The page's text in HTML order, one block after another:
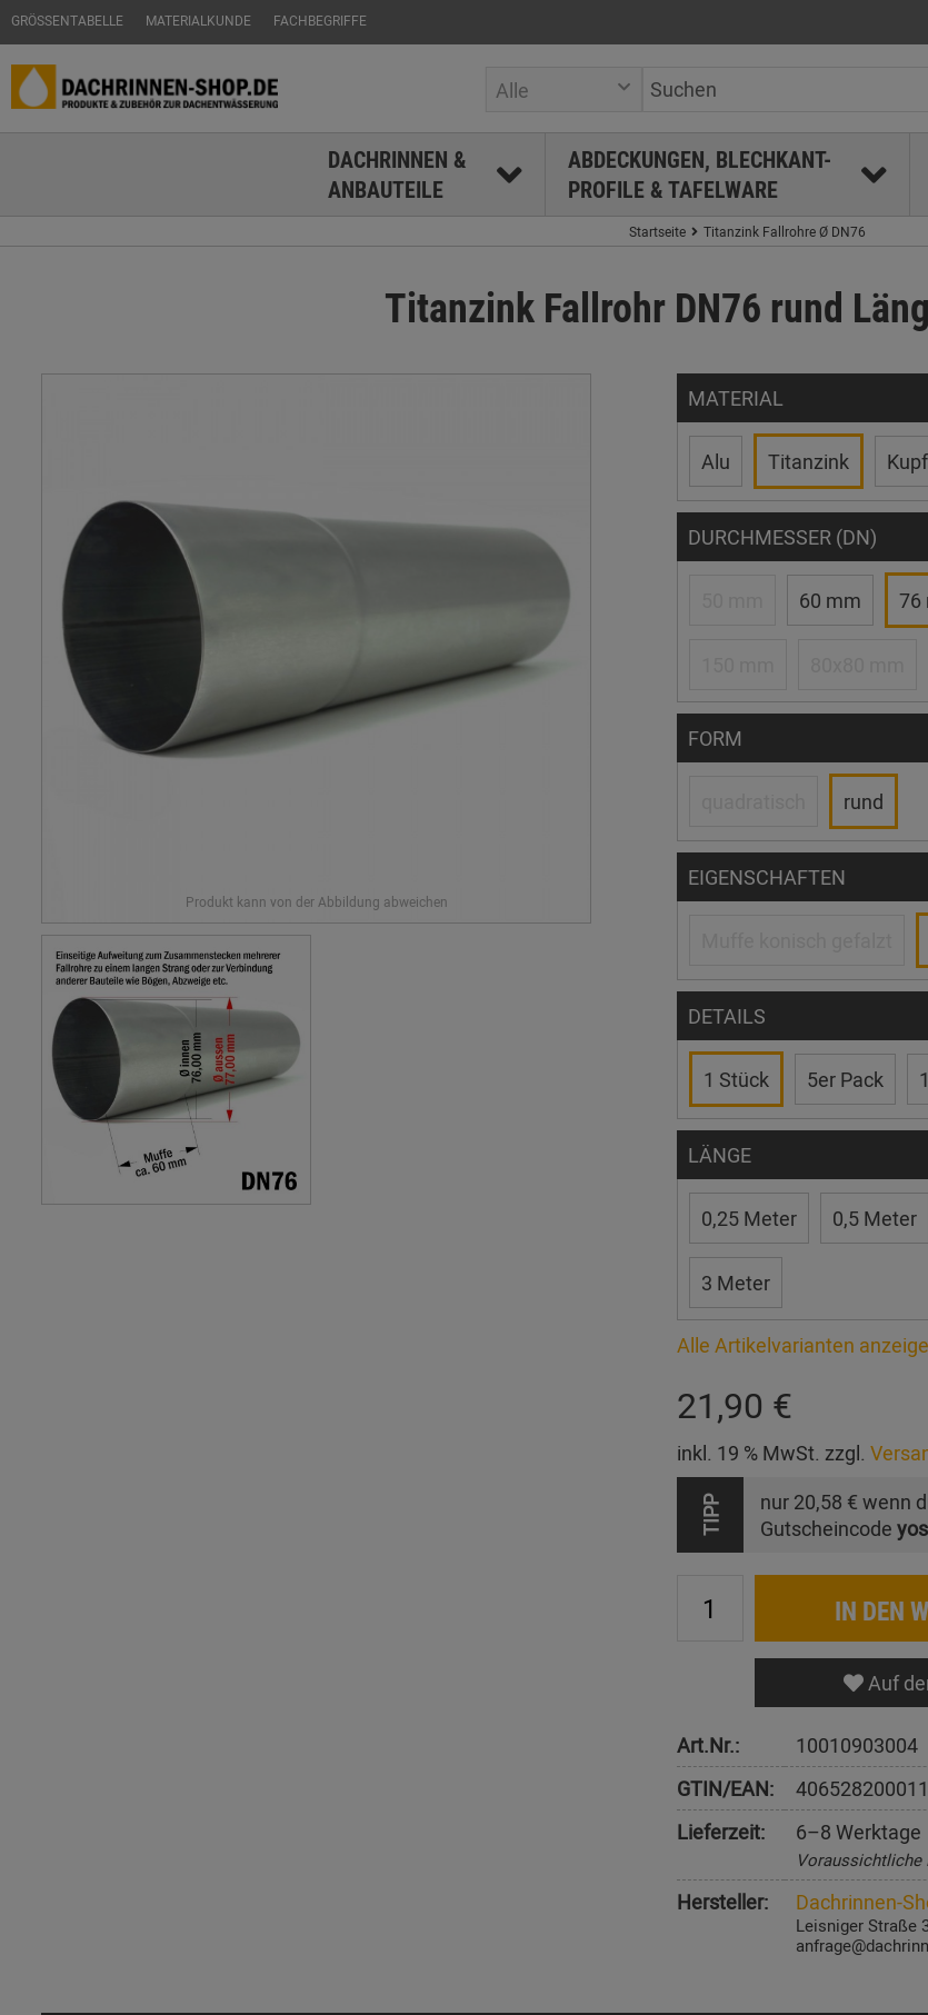
GRÖSSENTABELLE MATERIALKUNDE FACHBEGRIFFE
Alle
DACHRINNEN &
ANBAUTEILE
ABDECKUNGEN, BLECHKANT-
PROFILE & TAFELWARE
Startseite Titanzink Fallrohre Ø DN76
Titanzink Fallrohr DN76 rund
MATERIAL
Alu Titanzink
DURCHMESSER (DN)
60 mm 76
FORM
rund
EIGENSCHAFTEN
DETAILS
1 Stück 5er Pack
LÄNGE
0,25 Meter 0,5 Meter
3 Meter
Alle Artikelvarianten
21,90 €
inkl. 19 % MwSt. zzgl.
TIPP nur 20,58 € wenn
Gutscheincode
IN DEN
Auf
Art.Nr.:
10010903004
GTIN/EAN:
Lieferzeit:
6–8 Werktage
Voraussichtliche
Hersteller: Dachrinnen-
Leisniger Straße